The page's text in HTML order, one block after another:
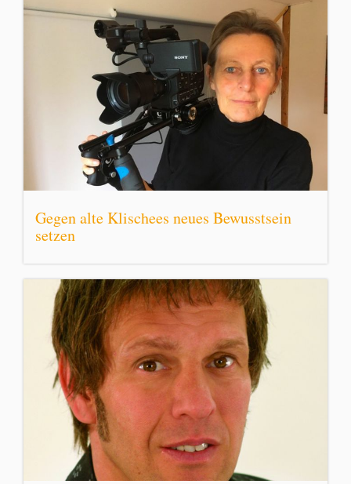
Gegen alte Klischees neues Bewusstsein
setzen